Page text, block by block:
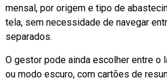
mensal, por origem e tipo de
tela, sem necessidade de navegar
separados.
O gestor pode ainda escolher entre o
ou modo escuro, com cartões de